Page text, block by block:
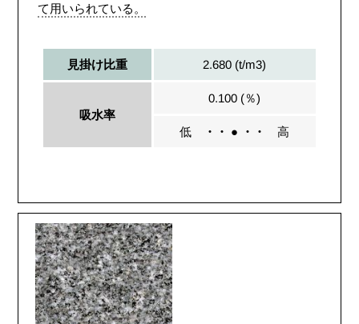
て用いられている。
見掛け比重 2.680 (t/m3)
吸水率
0.100 (％)
低 ・・ ● ・・ 高